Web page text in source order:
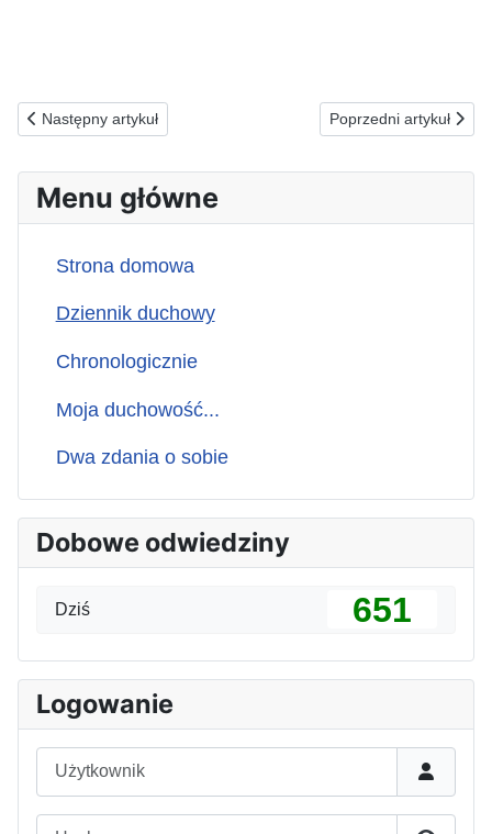
Poprzednia strona: 24.10.2024(c) ZA OFIARY ROZŁAMU...
Następny artykuł Następna strona:
Poprzedni artykuł
Menu główne
Strona domowa
Dziennik duchowy
Chronologicznie
Moja duchowość...
Dwa zdania o sobie
Dobowe odwiedziny
Dziś 651
Logowanie